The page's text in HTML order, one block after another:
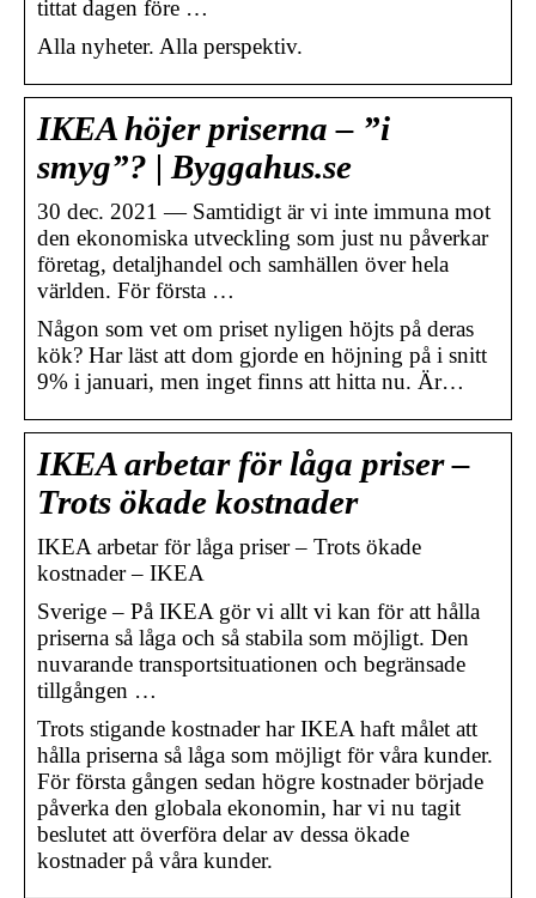
tittat dagen före …
Alla nyheter. Alla perspektiv.
IKEA höjer priserna – ”i
smyg”? | Byggahus.se
30 dec. 2021 — Samtidigt är vi inte immuna mot
den ekonomiska utveckling som just nu påverkar
företag, detaljhandel och samhällen över hela
världen. För första …
Någon som vet om priset nyligen höjts på deras
kök? Har läst att dom gjorde en höjning på i snitt
9% i januari, men inget finns att hitta nu. Är…
IKEA arbetar för låga priser –
Trots ökade kostnader
IKEA arbetar för låga priser – Trots ökade
kostnader – IKEA
Sverige – På IKEA gör vi allt vi kan för att hålla
priserna så låga och så stabila som möjligt. Den
nuvarande transportsituationen och begränsade
tillgången …
Trots stigande kostnader har IKEA haft målet att
hålla priserna så låga som möjligt för våra kunder.
För första gången sedan högre kostnader började
påverka den globala ekonomin, har vi nu tagit
beslutet att överföra delar av dessa ökade
kostnader på våra kunder.